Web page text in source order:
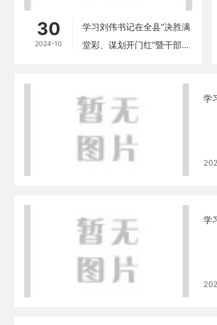
30
2024-10
学习刘伟书记在全县“决胜满
堂彩、谋划开门红”暨干部队
明